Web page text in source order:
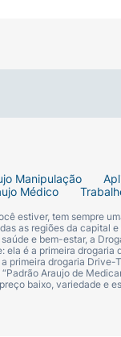
Manipulação
Médico
estiver, tem sempre
as regiões da capital
e bem-estar, a
ela é a primeira
primeira drogaria
Araujo de
baixo, variedade e